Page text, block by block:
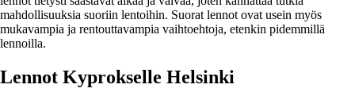
mahdollisuuksia suoriin lentoihin. Suorat lennot ovat usein myös
mukavampia ja rentouttavampia vaihtoehtoja, etenkin pidemmillä
lennoilla.
Lennot Kyprokselle Helsinki